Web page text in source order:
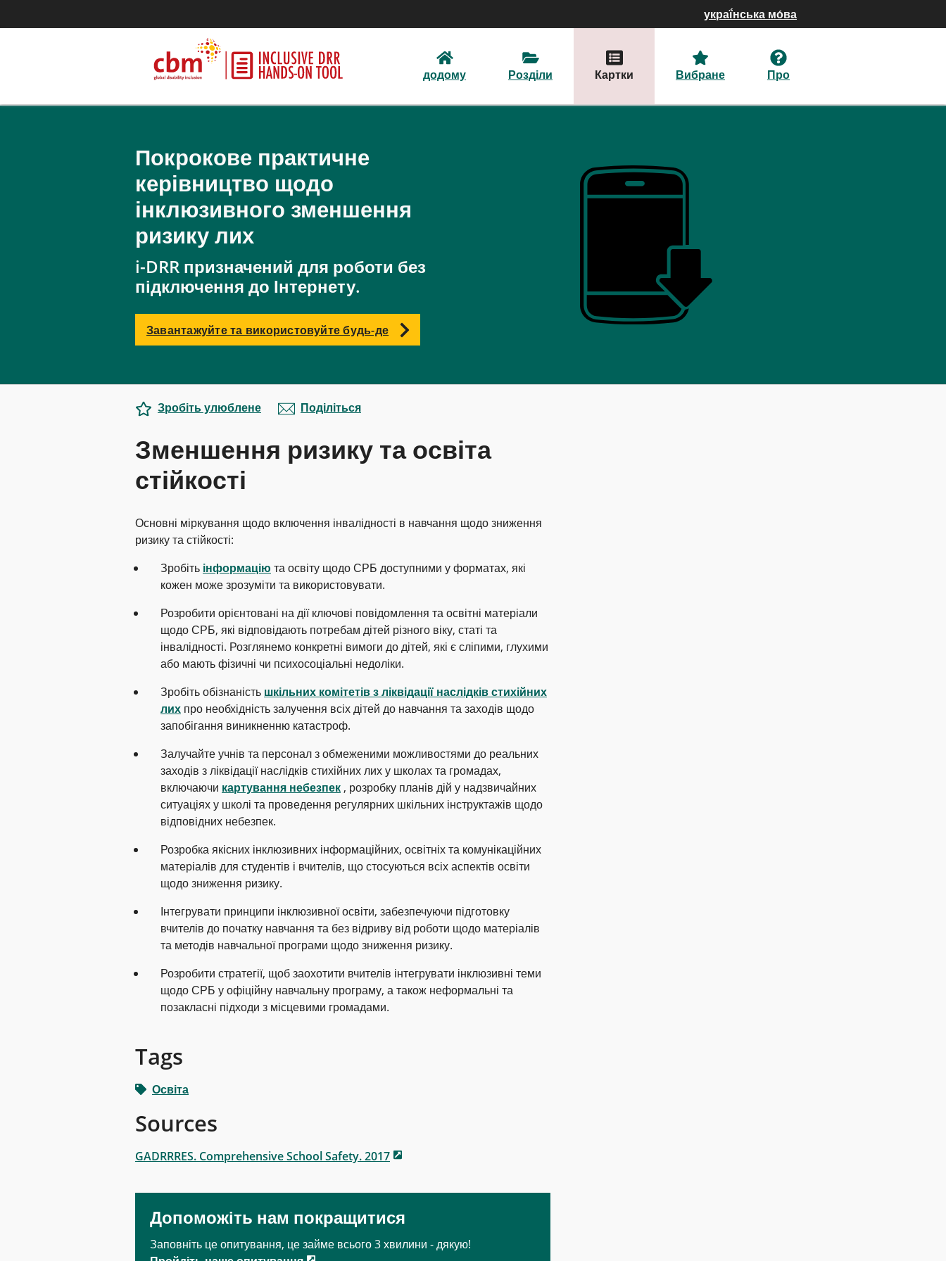
додому Розділи Картки Вибране Про
Покрокове практичне
керівництво щодо
інклюзивного зменшення
ризику лих
i-DRR призначений для роботи без
підключення до Інтернету.
Завантажуйте та використовуйте будь-де
украї́нська мо́ва
Зменшення ризику та освіта
стійкості
Зробіть улюблене Поділіться
Основні міркування щодо включення інвалідності в навчання щодо зниження
ризику та стійкості:
Зробіть інформацію та освіту щодо СРБ доступними у форматах, які
кожен може зрозуміти та використовувати.
Розробити орієнтовані на дії ключові повідомлення та освітні матеріали
щодо СРБ, які відповідають потребам дітей різного віку, статі та
інвалідності. Розглянемо конкретні вимоги до дітей, які є сліпими, глухими
або мають фізичні чи психосоціальні недоліки.
Зробіть обізнаність шкільних комітетів з ліквідації наслідків стихійних
лих про необхідність залучення всіх дітей до навчання та заходів щодо
запобігання виникненню катастроф.
Залучайте учнів та персонал з обмеженими можливостями до реальних
заходів з ліквідації наслідків стихійних лих у школах та громадах,
включаючи картування небезпек , розробку планів дій у надзвичайних
ситуаціях у школі та проведення регулярних шкільних інструктажів щодо
відповідних небезпек.
Розробка якісних інклюзивних інформаційних, освітніх та комунікаційних
матеріалів для студентів і вчителів, що стосуються всіх аспектів освіти
щодо зниження ризику.
Інтегрувати принципи інклюзивної освіти, забезпечуючи підготовку
вчителів до початку навчання та без відриву від роботи щодо матеріалів
та методів навчальної програми щодо зниження ризику.
Розробити стратегії, щоб заохотити вчителів інтегрувати інклюзивні теми
щодо СРБ у офіційну навчальну програму, а також неформальні та
позакласні підходи з місцевими громадами.
Tags
Освіта
Sources
GADRRRES. Comprehensive School Safety. 2017
Допоможіть нам покращитися
Заповніть це опитування, це займе всього 3 хвилини - дякую!